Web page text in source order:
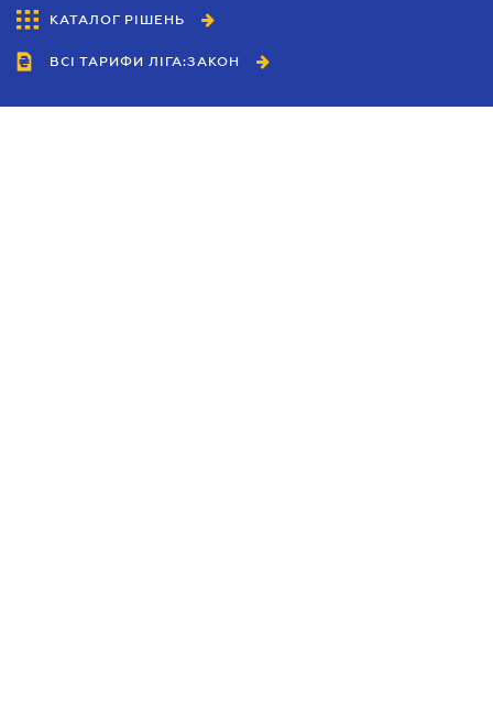
КАТАЛОГ РІШЕНЬ
ВСІ ТАРИФИ ЛІГА:ЗАКОН